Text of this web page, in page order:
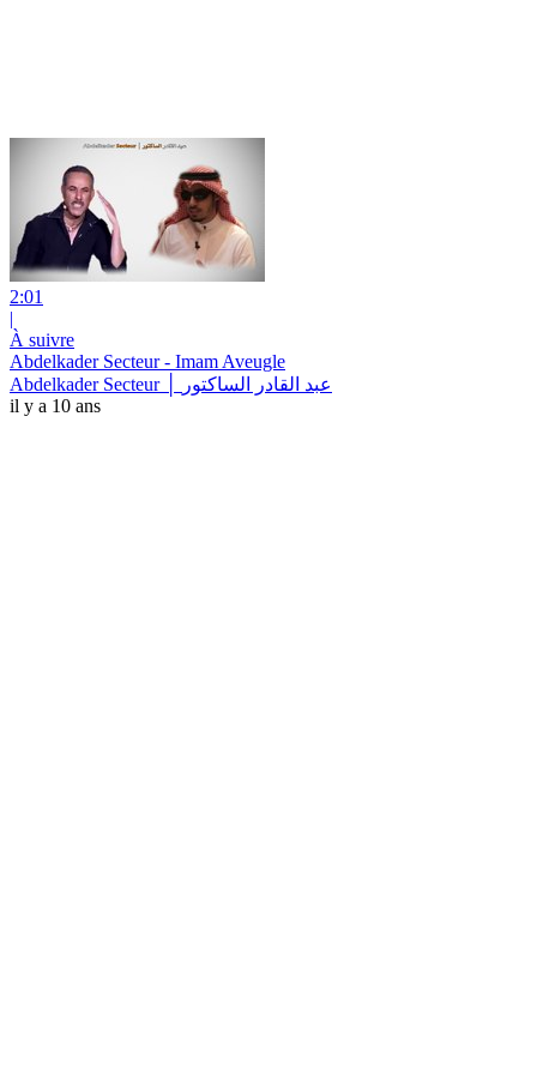
2:01
|
À suivre
Abdelkader Secteur - Imam Aveugle
Abdelkader Secteur │ عبد القادر الساكتور
il y a 10 ans